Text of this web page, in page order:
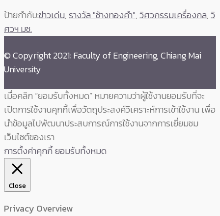
ป้ายกำกับ:ข่าวเด่น,รางวัล "ช้างทองคำ",วิศวกรรมเครื่องกล,วิ
ศวฯ มช.
© Copyright 2021: Faculty of Engineering, Chiang Mai
University
เมื่อคลิก “ยอมรับทั้งหมด” หมายความว่าผู้ใช้งานยอมรับที่จะ
เปิดการใช้งานคุกกี้เพื่อวัตถุประสงค์วิเคราะห์การเข้าใช้งาน เพื่อ
นำข้อมูลไปพัฒนาประสบการณ์การใช้งานจากการเยี่ยมชม
เว็บไซต์ของเรา
การตั้งค่าคุกกี้ยอมรับทั้งหมด
Close
Privacy Overview